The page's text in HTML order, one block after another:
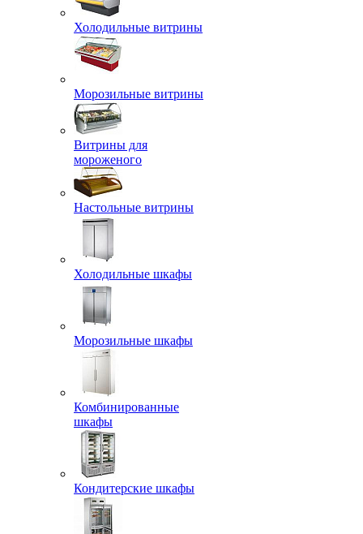
Холодильные витрины
Морозильные витрины
Витрины для
мороженого
Настольные витрины
Холодильные шкафы
Морозильные шкафы
Комбинированные
шкафы
Кондитерские шкафы